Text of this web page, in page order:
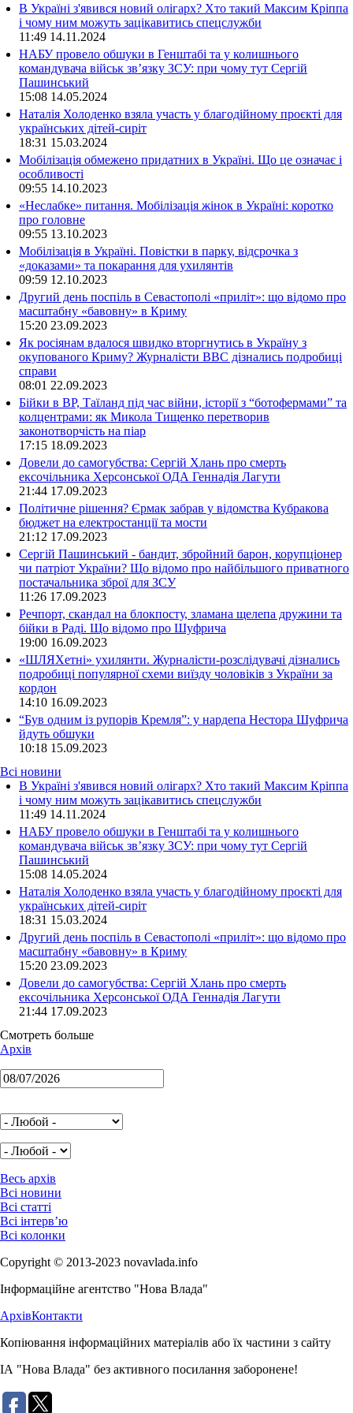
В Україні з'явився новий олігарх? Хто такий Максим Кріппа
і чому ним можуть зацікавитись спецслужби
11:49 14.11.2024
НАБУ провело обшуки в Генштабі та у колишнього
командувача військ зв’язку ЗСУ: при чому тут Сергій
Пашинський
15:08 14.05.2024
Наталія Холоденко взяла участь у благодійному проєкті для
українських дітей-сиріт
18:31 15.03.2024
Мобілізація обмежено придатних в Україні. Що це означає і
особливості
09:55 14.10.2023
«Неслабке» питання. Мобілізація жінок в Україні: коротко
про головне
09:55 13.10.2023
Мобілізація в Україні. Повістки в парку, відсрочка з
«доказами» та покарання для ухилянтів
09:59 12.10.2023
Другий день поспіль в Севастополі «приліт»: що відомо про
масштабну «бавовну» в Криму
15:20 23.09.2023
Як росіянам вдалося швидко вторгнутись в Україну з
окупованого Криму? Журналісти ВВС дізнались подробиці
справи
08:01 22.09.2023
Бійки в ВР, Таїланд під час війни, історії з “ботофермами” та
колцентрами: як Микола Тищенко перетворив
законотворчість на піар
17:15 18.09.2023
Довели до самогубства: Сергій Хлань про смерть
ексочільника Херсонської ОДА Геннадія Лагути
21:44 17.09.2023
Політичне рішення? Єрмак забрав у відомства Кубракова
бюджет на електростанції та мости
21:12 17.09.2023
Сергій Пашинський - бандит, збройний барон, корупціонер
чи патріот України? Що відомо про найбільшого приватного
постачальника зброї для ЗСУ
11:26 17.09.2023
Речпорт, скандал на блокпосту, зламана щелепа дружини та
бійки в Раді. Що відомо про Шуфрича
19:00 16.09.2023
«ШЛЯХетні» ухилянти. Журналісти-розслідувачі дізнались
подробиці популярної схеми виїзду чоловіків з України за
кордон
14:10 16.09.2023
“Був одним із рупорів Кремля”: у нардепа Нестора Шуфрича
йдуть обшуки
10:18 15.09.2023
Всі новини
В Україні з'явився новий олігарх? Хто такий Максим Кріппа
і чому ним можуть зацікавитись спецслужби
11:49 14.11.2024
НАБУ провело обшуки в Генштабі та у колишнього
командувача військ зв’язку ЗСУ: при чому тут Сергій
Пашинський
15:08 14.05.2024
Наталія Холоденко взяла участь у благодійному проєкті для
українських дітей-сиріт
18:31 15.03.2024
Другий день поспіль в Севастополі «приліт»: що відомо про
масштабну «бавовну» в Криму
15:20 23.09.2023
Довели до самогубства: Сергій Хлань про смерть
ексочільника Херсонської ОДА Геннадія Лагути
21:44 17.09.2023
Смотреть больше
Архів
Весь архів
Всі новини
Всі статті
Всі інтерв’ю
Всі колонки
Copyright © 2013-2023 novavlada.info
Інформаційне агентство "Нова Влада"
АрхівКонтакти
Копіювання інформаційних матеріалів або їх частини з сайту
ІА "Нова Влада" без активного посилання заборонене!